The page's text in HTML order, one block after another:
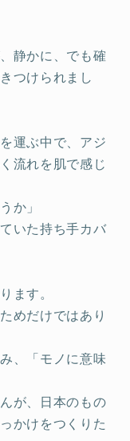
静かに、でも確
つけられまし
運ぶ中で、アジ
流れを肌で感じ
か」
いた持ち手カバ
ます。
めだけではあり
、「モノに意味
が、日本のもの
かけをつくりた